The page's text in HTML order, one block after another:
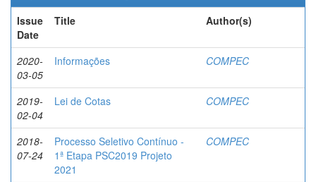
Issue
Date
Title Author(s)
2020-
03-05
Informações COMPEC
2019-
02-04
Lei de Cotas COMPEC
2018-
07-24
Processo Seletivo Contínuo -
1ª Etapa PSC2019 Projeto
2021
COMPEC